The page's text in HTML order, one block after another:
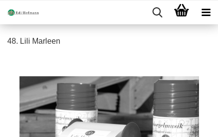
48. Lili Marleen